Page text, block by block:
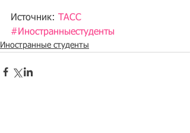
Источник:
ТАСС
#Иностранныестуденты
Иностранные студенты